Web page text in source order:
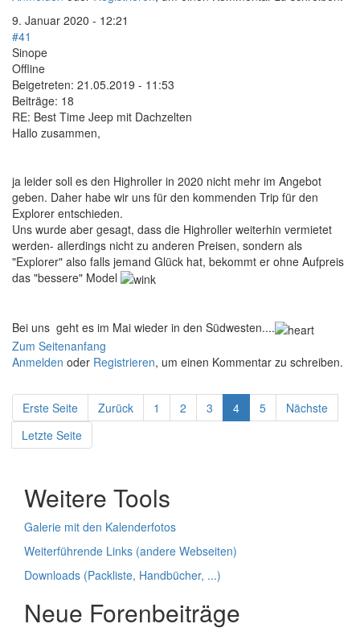
9. Januar 2020 - 12:21
#41
Sinope
Offline
Beigetreten: 21.05.2019 - 11:53
Beiträge: 18
RE: Best Time Jeep mit Dachzelten
Hallo zusammen,
ja leider soll es den Highroller in 2020 nicht mehr im Angebot
geben. Daher habe wir uns für den kommenden Trip für den
Explorer entschieden.
Uns wurde aber gesagt, dass die Highroller weiterhin vermietet
werden- allerdings nicht zu anderen Preisen, sondern als
"Explorer" also falls jemand Glück hat, bekommt er ohne Aufpreis
das "bessere" Model
Bei uns geht es im Mai wieder in den Südwesten....
Zum Seitenanfang
Anmelden oder Registrieren, um einen Kommentar zu schreiben.
Erste Seite Zurück 1 2 3 4 5
Nächste
Letzte Seite
Weitere Tools
Galerie mit den Kalenderfotos
Weiterführende Links (andere Webseiten)
Downloads (Packliste, Handbücher, ...)
Neue Forenbeiträge